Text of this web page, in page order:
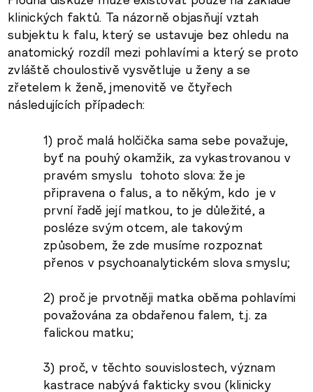
klinických faktů. Ta názorně objasňují vztah
subjektu k falu, který se ustavuje bez ohledu na
anatomický rozdíl mezi pohlavími a který se proto
zvláště choulostivě vysvětluje u ženy a se
zřetelem k ženě, jmenovitě ve čtyřech
následujících případech:
1) proč malá holčička sama sebe považuje,
byť na pouhý okamžik, za vykastrovanou v
pravém smyslu tohoto slova: že je
připravena o falus, a to někým, kdo je v
první řadě její matkou, to je důležité, a
posléze svým otcem, ale takovým
způsobem, že zde musíme rozpoznat
přenos v psychoanalytickém slova smyslu;
2) proč je prvotněji matka oběma pohlavími
považována za obdařenou falem, t.j. za
falickou matku;
3) proč, v těchto souvislostech, význam
kastrace nabývá fakticky svou (klinicky